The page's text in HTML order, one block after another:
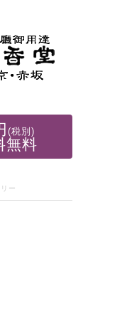
(税別)
無料
ー